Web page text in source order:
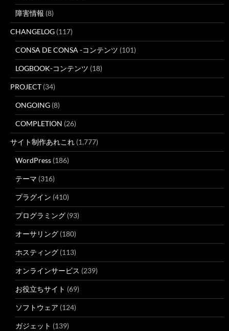
障害情報 (8)
CHANGELOG (117)
CONSA DE CONSA -コンテンツ (101)
LOGBOOK-コンテンツ (18)
PROJECT (34)
ONGOING (8)
COMPLETION (26)
サイト制作あれこれ (1,777)
WordPress (186)
テーマ (316)
プラグイン (410)
プログラミング (93)
オーサリング (180)
ホスティング (113)
オンラインサービス (239)
お役立ちサイト (69)
ソフトウェア (124)
ガジェット (139)